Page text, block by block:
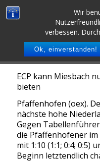
Wir
verbessen.
Ok, einverstanden!
ECP kann Miesbach
bieten
Pfaffenhofen (oex).
nächste hohe
Gegen
die Pfaffenhofener
mit 1:10 (1:1; 0:4; 0:5)
Beginn letztendlich